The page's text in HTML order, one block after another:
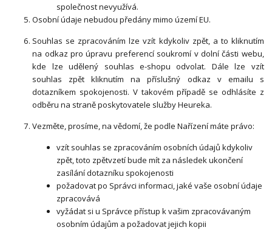
společnost nevyužívá.
Osobní údaje nebudou předány mimo území EU.
Souhlas se zpracováním lze vzít kdykoliv zpět, a to kliknutím
na odkaz pro úpravu preferencí soukromí v dolní části webu,
kde lze udělený souhlas e-shopu odvolat. Dále lze vzít
souhlas zpět kliknutím na příslušný odkaz v emailu s
dotazníkem spokojenosti. V takovém případě se odhlásíte z
odběru na straně poskytovatele služby Heureka.
Vezměte, prosíme, na vědomí, že podle Nařízení máte právo:
vzít souhlas se zpracováním osobních údajů kdykoliv
zpět, toto zpětvzetí bude mít za následek ukončení
zasílání dotazníku spokojenosti
požadovat po Správci informaci, jaké vaše osobní údaje
zpracovává
vyžádat si u Správce přístup k vašim zpracovávaným
osobním údajům a požadovat jejich kopii